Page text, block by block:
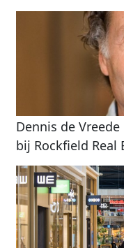
Dennis de
bij Rockfield Real